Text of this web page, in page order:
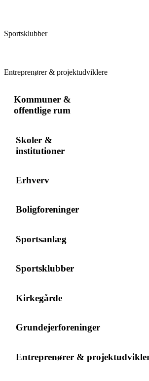
Sportsklubber
Entreprenører & projektudviklere
Kommuner &
offentlige rum
Skoler &
institutioner
Erhverv
Boligforeninger
Sportsanlæg
Sportsklubber
Kirkegårde
Grundejerforeninger
Entreprenører &